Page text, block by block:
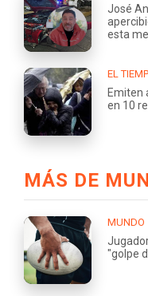
José
esta
EL
Emiten
en 10
MÁS DE
MUNDO
"golpe